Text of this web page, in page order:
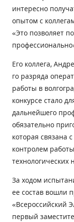
интересно
опытом с
«Это позволяет
Его коллега,
го разряда
работы в
конкурсе стало
дальнейшего
обязательно
которая связана
контролем
технологических
За ходом
ее состав вошли
«Всероссийский
первый